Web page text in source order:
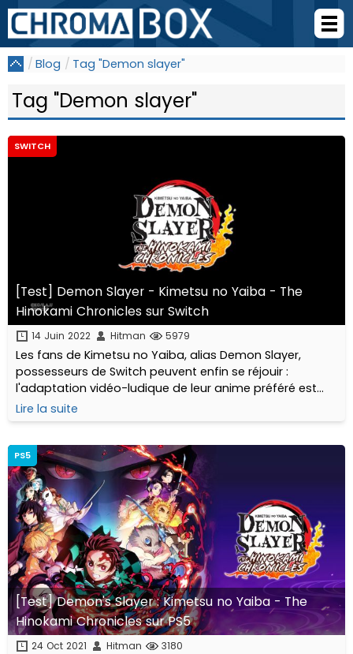
Blog Tag "Demon slayer"
Tag "Demon slayer"
SWITCH
[Test] Demon Slayer - Kimetsu no Yaiba - The
Hinokami Chronicles sur Switch
14 Juin 2022 Hitman 5979
Les fans de Kimetsu no Yaiba, alias Demon Slayer,
possesseurs de Switch peuvent enfin se réjouir :
l'adaptation vidéo-ludique de leur anime préféré est
enfin disponible sur la console hybride de Nintendo! En
avant Senjuro!
Lire la suite
PS5
[Test] Demon's Slayer : Kimetsu no Yaiba - The
Hinokami Chronicles sur PS5
24 Oct 2021 Hitman 3180